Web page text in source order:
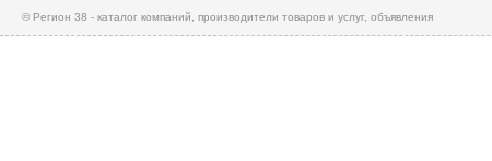
© Регион 38 - каталог компаний, производители товаров и услуг, объявления